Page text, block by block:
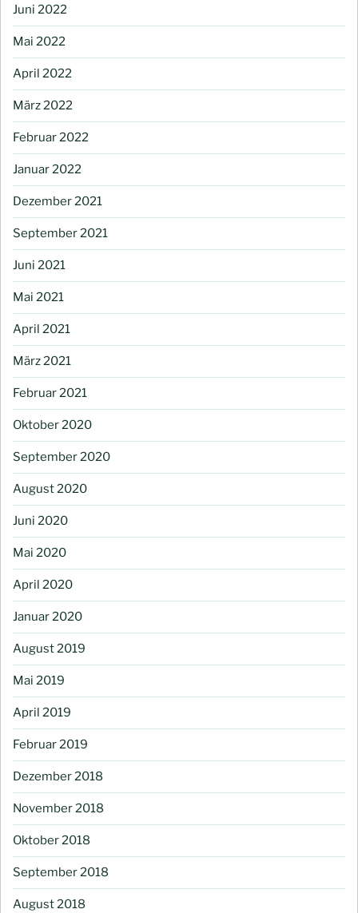
Juni 2022
Mai 2022
April 2022
März 2022
Februar 2022
Januar 2022
Dezember 2021
September 2021
Juni 2021
Mai 2021
April 2021
März 2021
Februar 2021
Oktober 2020
September 2020
August 2020
Juni 2020
Mai 2020
April 2020
Januar 2020
August 2019
Mai 2019
April 2019
Februar 2019
Dezember 2018
November 2018
Oktober 2018
September 2018
August 2018